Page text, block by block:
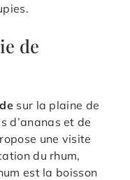
de
sur la plaine de
d’ananas et de
une visite
du rhum,
est la boisson